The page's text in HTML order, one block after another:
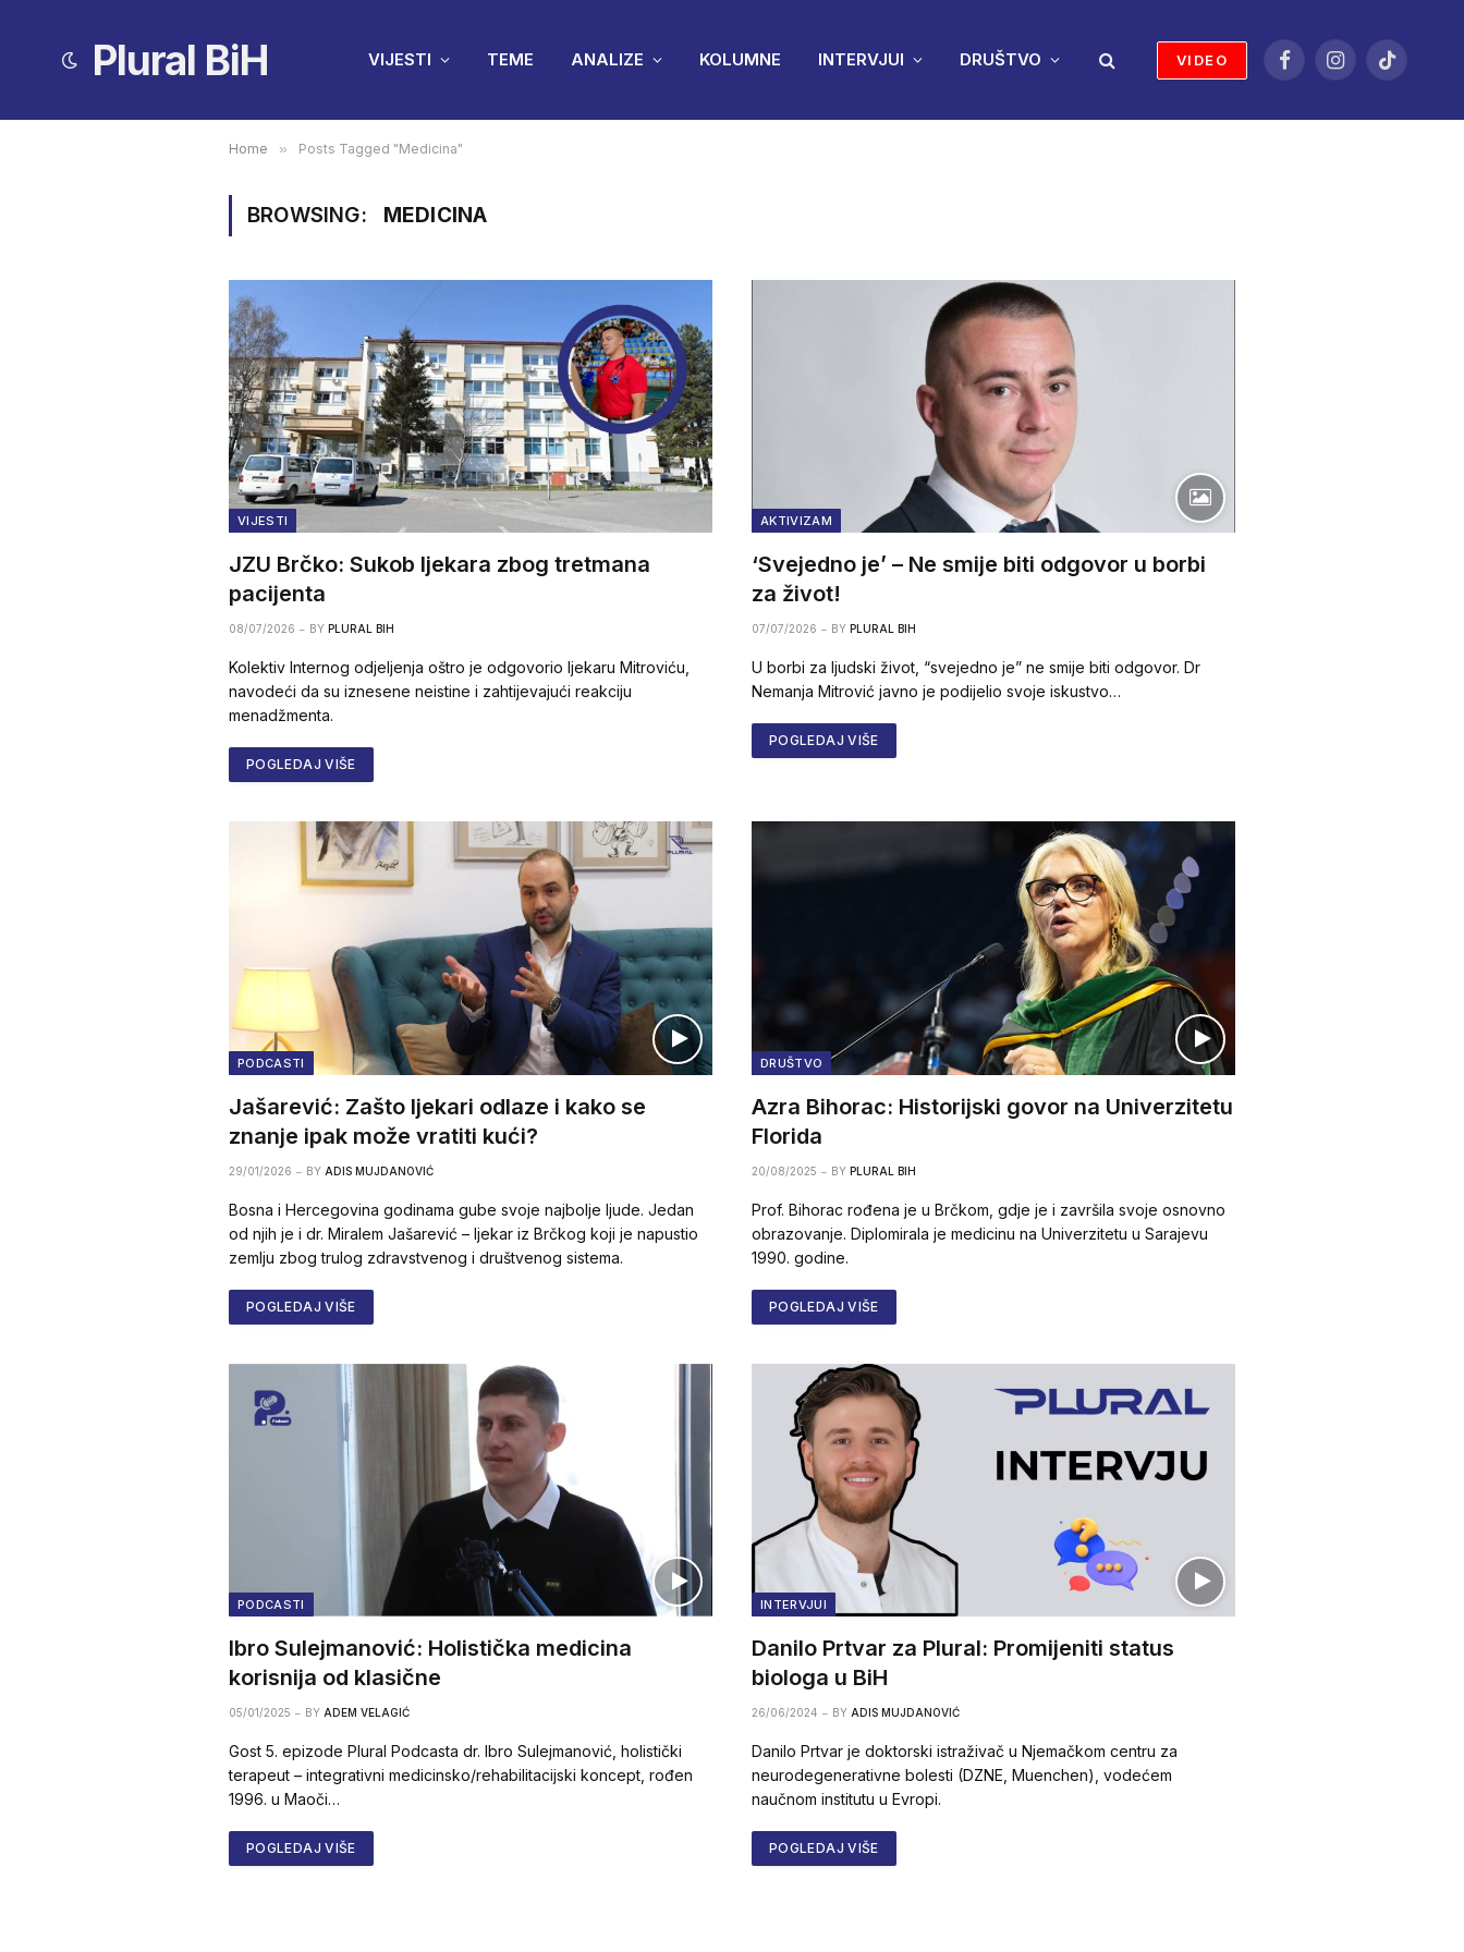
Plural BiH VIJESTI TEME ANALIZE KOLUMNE INTERVJUI DRUŠTVO VIDEO
FacebookInstagramTikTok
Home » Posts Tagged "Medicina"
BROWSING: MEDICINA
VIJESTI
JZU Brčko: Sukob ljekara zbog tretmana
pacijenta
08/07/2026 BY PLURAL BIH
Kolektiv Internog odjeljenja oštro je odgovorio ljekaru Mitroviću,
navodeći da su iznesene neistine i zahtijevajući reakciju
menadžmenta.
POGLEDAJ VIŠE
AKTIVIZAM
‘Svejedno je’ – Ne smije biti odgovor u borbi
za život!
07/07/2026 BY PLURAL BIH
U borbi za ljudski život, “svejedno je” ne smije biti odgovor. Dr
Nemanja Mitrović javno je podijelio svoje iskustvo…
POGLEDAJ VIŠE
PODCASTI
Jašarević: Zašto ljekari odlaze i kako se
znanje ipak može vratiti kući?
29/01/2026 BY ADIS MUJDANOVIĆ
Bosna i Hercegovina godinama gube svoje najbolje ljude. Jedan
od njih je i dr. Miralem Jašarević – ljekar iz Brčkog koji je napustio
zemlju zbog trulog zdravstvenog i društvenog sistema.
POGLEDAJ VIŠE
DRUŠTVO
Azra Bihorac: Historijski govor na Univerzitetu
Florida
20/08/2025 BY PLURAL BIH
Prof. Bihorac rođena je u Brčkom, gdje je i završila svoje osnovno
obrazovanje. Diplomirala je medicinu na Univerzitetu u Sarajevu
1990. godine.
POGLEDAJ VIŠE
PODCASTI
Ibro Sulejmanović: Holistička medicina
korisnija od klasične
05/01/2025 BY ADEM VELAGIĆ
Gost 5. epizode Plural Podcasta dr. Ibro Sulejmanović, holistički
terapeut – integrativni medicinsko/rehabilitacijski koncept, rođen
1996. u Maoči…
POGLEDAJ VIŠE
INTERVJUI
Danilo Prtvar za Plural: Promijeniti status
biologa u BiH
26/06/2024 BY ADIS MUJDANOVIĆ
Danilo Prtvar je doktorski istraživač u Njemačkom centru za
neurodegenerativne bolesti (DZNE, Muenchen), vodećem
naučnom institutu u Evropi.
POGLEDAJ VIŠE